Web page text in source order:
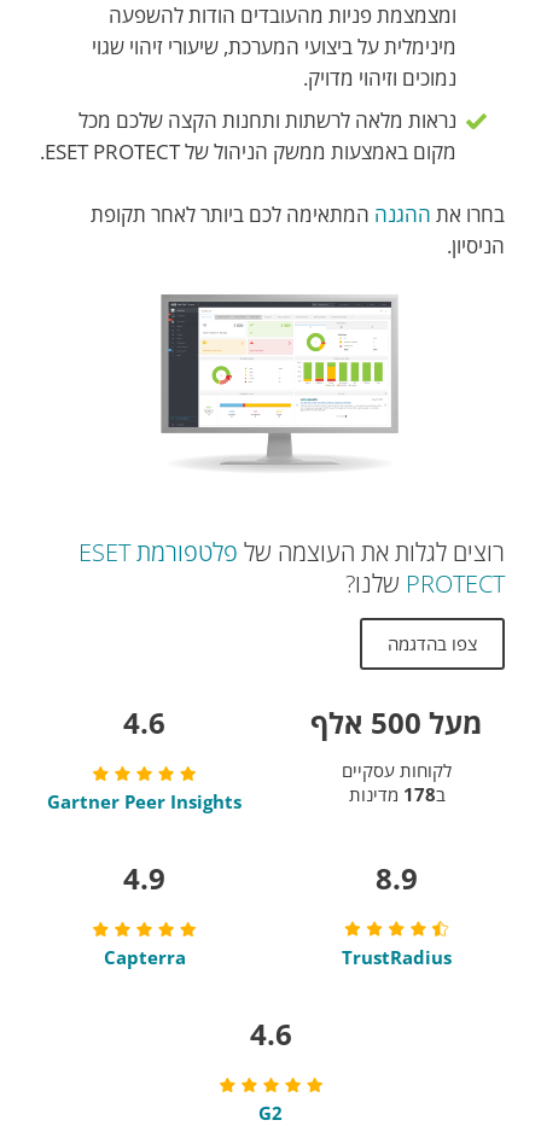
ומצמצמת פניות מהעובדים הודות להשפעה
מינימלית על ביצועי המערכת, שיעורי זיהוי שגוי
נמוכים וזיהוי מדויק.
נראות מלאה לרשתות ותחנות הקצה שלכם מכל
מקום באמצעות ממשק הניהול של ESET PROTECT.
בחרו את ההגנה המתאימה לכם ביותר לאחר תקופת
הניסיון.
רוצים לגלות את העוצמה של
פלטפורמת ESET
PROTECT שלנו?
צפו בהדגמה
מעל 500 אלף
לקוחות עסקיים
ב178 מדינות
4.6
Gartner Peer Insights
8.9
TrustRadius
4.9
Capterra
4.6
G2